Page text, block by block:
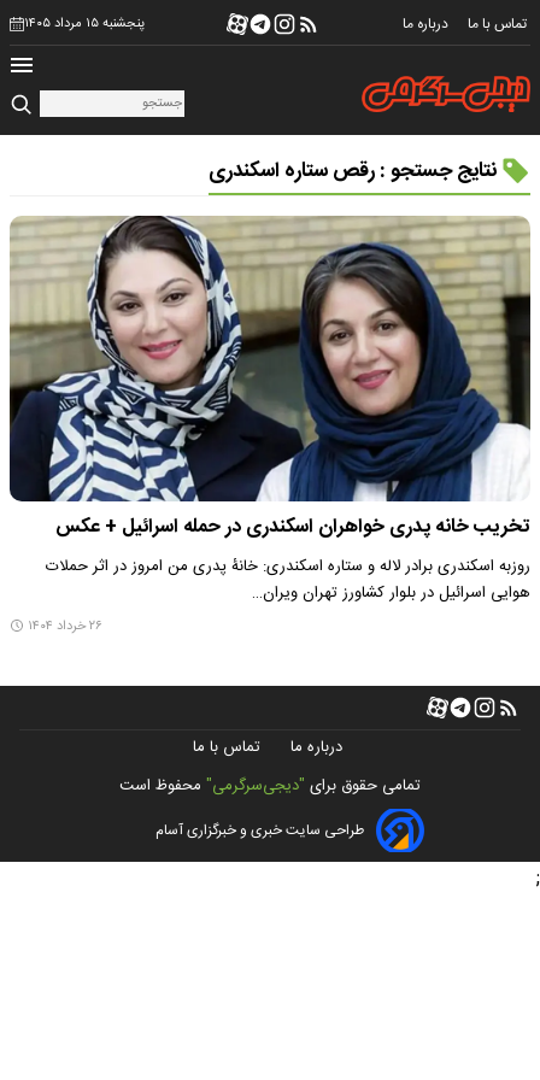
تماس با ما درباره ما پنجشنبه ۱۵ مرداد ۱۴۰۵
نتایج جستجو : رقص ستاره اسکندری
تخریب خانه پدری خواهران اسکندری در حمله اسرائیل + عکس
روزبه اسکندری برادر لاله و ستاره اسکندری: خانۀ پدری من امروز در اثر حملات
هوایی اسرائیل در بلوار کشاورز تهران ویران…
۲۶ خرداد ۱۴۰۴
درباره ما
تماس با ما
تمامی حقوق برای "دیجی‌سرگرمی" محفوظ است
طراحی سایت خبری و خبرگزاری آسام
;